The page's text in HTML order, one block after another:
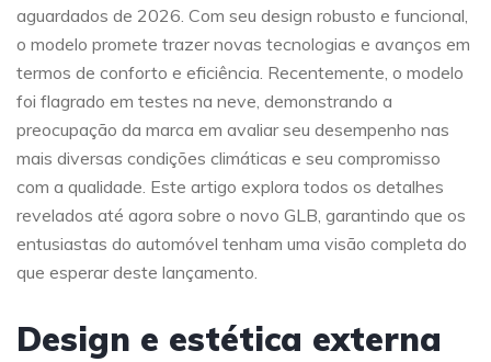
aguardados de 2026. Com seu design robusto e funcional,
o modelo promete trazer novas tecnologias e avanços em
termos de conforto e eficiência. Recentemente, o modelo
foi flagrado em testes na neve, demonstrando a
preocupação da marca em avaliar seu desempenho nas
mais diversas condições climáticas e seu compromisso
com a qualidade. Este artigo explora todos os detalhes
revelados até agora sobre o novo GLB, garantindo que os
entusiastas do automóvel tenham uma visão completa do
que esperar deste lançamento.
Design e estética externa